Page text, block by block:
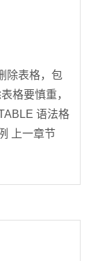
除表格，包
格要慎重，
语法格
上一章节